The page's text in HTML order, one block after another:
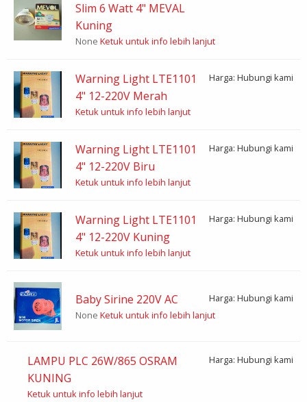
Slim 6 Watt 4" MEVAL
Kuning
None Ketuk untuk info lebih lanjut
Warning Light LTE1101
4" 12-220V Merah
Harga: Hubungi kami
Ketuk untuk info lebih lanjut
Warning Light LTE1101
4" 12-220V Biru
Harga: Hubungi kami
Ketuk untuk info lebih lanjut
Warning Light LTE1101
4" 12-220V Kuning
Harga: Hubungi kami
Ketuk untuk info lebih lanjut
Baby Sirine 220V AC
Harga: Hubungi kami
None Ketuk untuk info lebih lanjut
LAMPU PLC 26W/865 OSRAM
KUNING
Harga: Hubungi kami
Ketuk untuk info lebih lanjut